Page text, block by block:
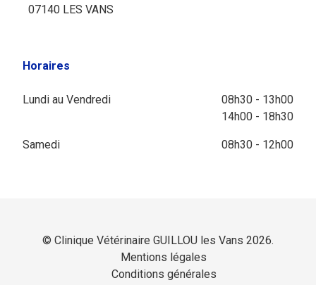
07140 LES VANS
Horaires
Lundi au Vendredi
08h30 - 13h00
14h00 - 18h30
Samedi 08h30 - 12h00
© Clinique Vétérinaire GUILLOU les Vans 2026.
Mentions légales
Conditions générales